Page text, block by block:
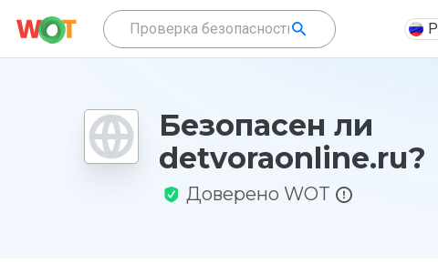
Безопасен ли
detvoraonline.ru?
Доверено WOT